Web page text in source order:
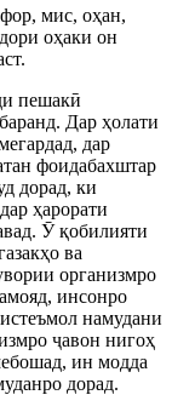
мис, оҳан,
оҳаки он
пешакӣ
Дар ҳолати
дар
фоидабахштар
дорад, ки
ҳарорати
Ӯ қобилияти
ва
организмро
инсонро
намудани
ҷавон нигоҳ
ин модда
дорад.